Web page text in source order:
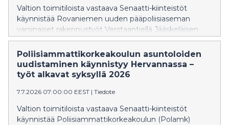
Valtion toimitiloista vastaava Senaatti-kiinteistöt
käynnistää Rovaniemen uuden pääpoliisiaseman
varsinaiset rakennustyöt Verstaantiellä Jääskeläisen
alueella Rovaniemellä. Rakennustöiden arvioidaan
valmistuvan syksyllä 2028, minkä jälkeen tilat
kalustetaan ja otetaan käyttöön alkuvuonna 2029.
Poliisiammattikorkeakoulun asuntoloiden
uudistaminen käynnistyy Hervannassa –
työt alkavat syksyllä 2026
7.7.2026 07:00:00 EEST | Tiedote
Valtion toimitiloista vastaava Senaatti-kiinteistöt
käynnistää Poliisiammattikorkeakoulun (Polamk)